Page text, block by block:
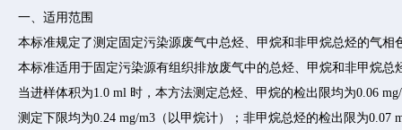
一、适用范围
本标准规定了测定固定污染源废气中总烃、甲烷和非甲烷总烃的气相
本标准适用于固定污染源有组织排放废气中的总烃、甲烷和非甲烷总
当进样体积为1.0 ml 时，本方法测定总烃、甲烷的检出限均为0.06
测定下限均为0.24 mg/m3（以甲烷计）；非甲烷总烃的检出限为0.07